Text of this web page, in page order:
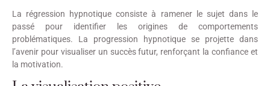
La régression hypnotique consiste à ramener le sujet dans le
passé pour identifier les origines de comportements
problématiques. La progression hypnotique se projette dans
l’avenir pour visualiser un succès futur, renforçant la confiance et
la motivation.